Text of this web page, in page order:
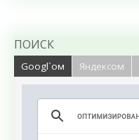
ПОИСК
Googl`ом Яндексом